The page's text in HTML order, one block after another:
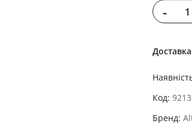
-
Код 9213
Бренд